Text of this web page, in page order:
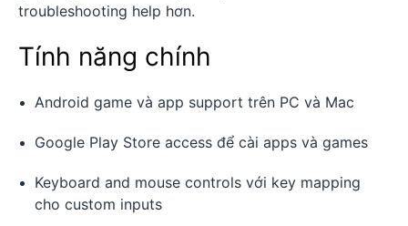
troubleshooting help hơn.
Tính năng chính
Android game và app support trên PC và Mac
Google Play Store access để cài apps và games
Keyboard and mouse controls với key mapping
cho custom inputs